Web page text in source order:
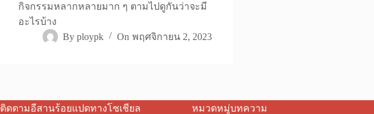
กิจกรรมหลากหลายมาก ๆ ตามไปดูกันว่าจะมี
อะไรบ้าง
By ploypk On พฤศจิกายน 2, 2023
ติดตามอีสานร้อยแปดทางโซเชียล หมวดหมู่บทความ